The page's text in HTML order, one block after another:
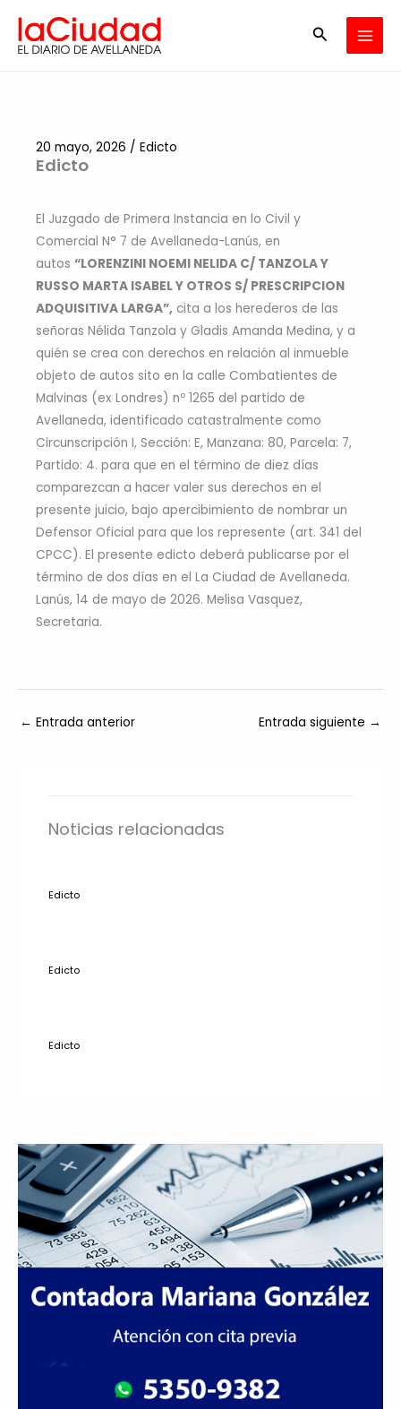
contenido
Buscar
Edicto
20 mayo, 2026 / Edicto
El Juzgado de Primera Instancia en lo Civil y
Comercial N° 7 de Avellaneda-Lanús, en
autos “LORENZINI NOEMI NELIDA C/ TANZOLA Y
RUSSO MARTA ISABEL Y OTROS S/ PRESCRIPCION
ADQUISITIVA LARGA”, cita a los herederos de las
señoras Nélida Tanzola y Gladis Amanda Medina, y a
quién se crea con derechos en relación al inmueble
objeto de autos sito en la calle Combatientes de
Malvinas (ex Londres) nº 1265 del partido de
Avellaneda, identificado catastralmente como
Circunscripción I, Sección: E, Manzana: 80, Parcela: 7,
Partido: 4. para que en el término de diez días
comparezcan a hacer valer sus derechos en el
presente juicio, bajo apercibimiento de nombrar un
Defensor Oficial para que los represente (art. 341 del
CPCC). El presente edicto deberá publicarse por el
término de dos días en el La Ciudad de Avellaneda.
Lanús, 14 de mayo de 2026. Melisa Vasquez,
Secretaria.
← Entrada anterior Entrada siguiente →
Noticias relacionadas
Edicto
Edicto
Edicto